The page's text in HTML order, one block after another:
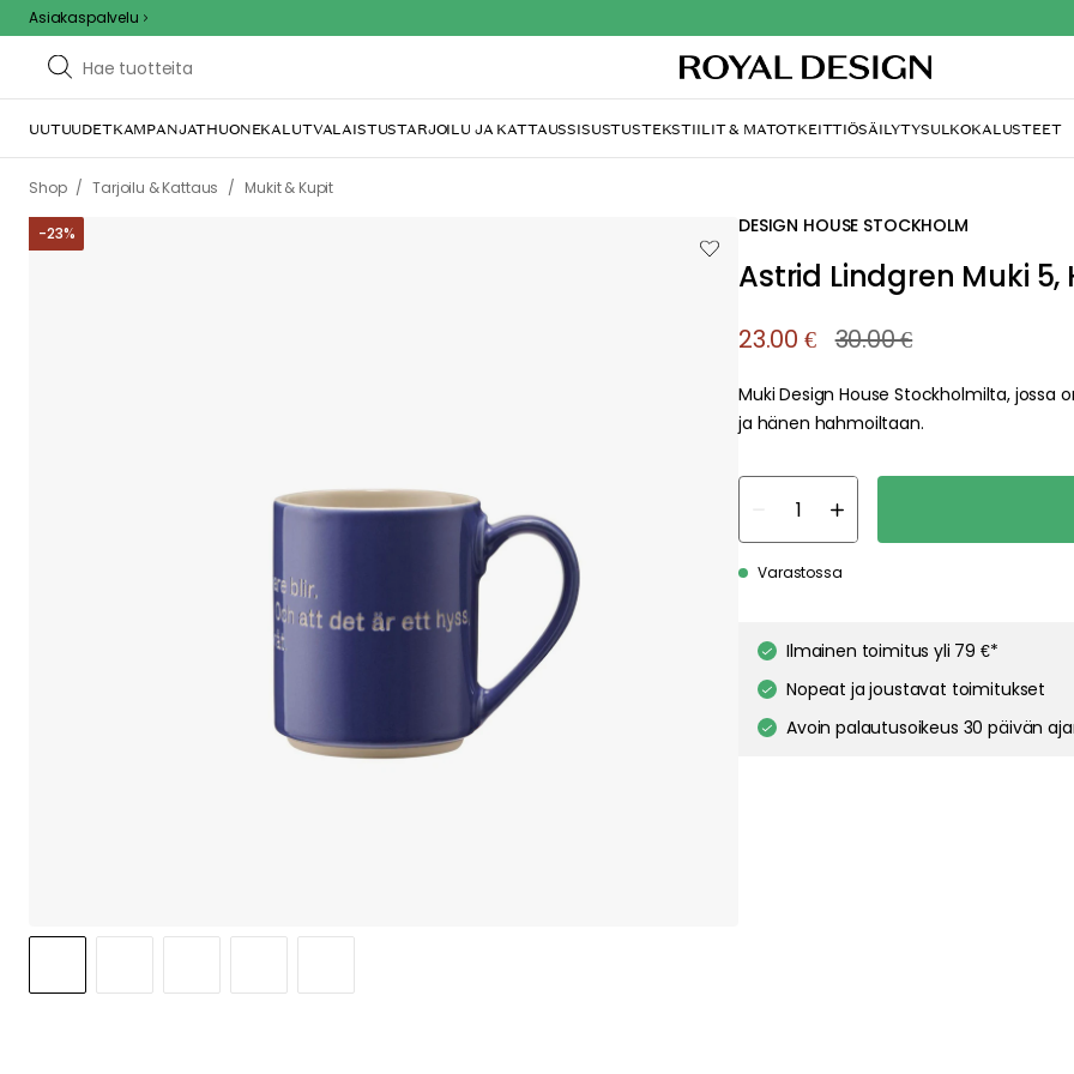
Asiakaspalvelu
UUTUUDETKAMPANJATHUONEKALUTVALAISTUSTARJOILU JA KATTAUSSISUSTUSTEKSTIILIT & MATOTKEITTIÖSÄILYTYSULKOKALUSTEET
Shop / Tarjoilu & Kattaus / Mukit & Kupit
-23% DESIGN HOUSE STOCKHOLM
Astrid Lindgren Muki
23.00 € 30.00 €
Muki Design House Stockholmilta, jossa
ja hänen hahmoiltaan.
Varastossa
Ilmainen toimitus yli 79 €*
Nopeat ja joustavat toimitukset
Avoin palautusoikeus 30 päivän